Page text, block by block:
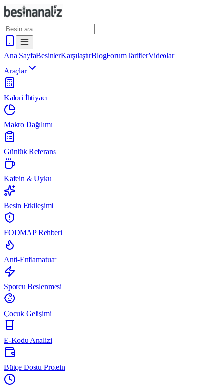
Ana SayfaBesinlerKarşılaştırBlogForumTariflerVideolar
Araçlar
Kalori İhtiyacı
Makro Dağılımı
Günlük Referans
Kafein & Uyku
Besin Etkileşimi
FODMAP Rehberi
Anti-Enflamatuar
Sporcu Beslenmesi
Çocuk Gelişimi
E-Kodu Analizi
Bütçe Dostu Protein